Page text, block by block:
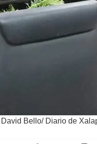
David Bello/ Diario de